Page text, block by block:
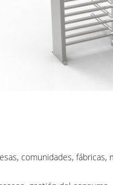
comunidades, fábricas,